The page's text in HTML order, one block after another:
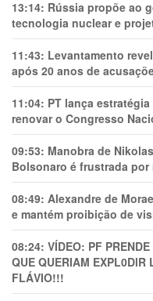
13:14: Rússia propõe ao
tecnologia nuclear e
11:43: Levantamento
após 20 anos de
11:04: PT lança
renovar o Congresso
09:53: Manobra de
Bolsonaro é frustrada por
08:49: Alexandre de
e mantém proibição de
08:24: VÍDEO: PF
QUE QUERIAM
FLÁVIO!!!